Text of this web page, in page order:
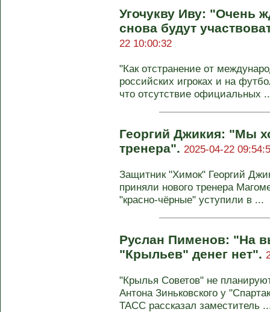
Угочукву Иву: "Очень
снова будут
22 10:00:32
"Как отстранение от
российских игроках и на
что отсутствие официальных
Георгий Джикия: "Мы
тренера". 2025-04-22
Защитник "Химок" Георгий
приняли нового тренера
"красно-чёрные" уступили в ...
Руслан Пименов: "На
"Крыльев" денег нет".
"Крылья Советов" не
Антона Зиньковского у
ТАСС рассказал заместитель